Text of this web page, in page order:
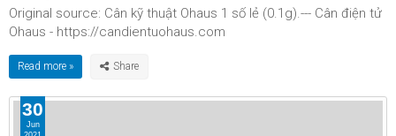
Original source: Cân kỹ thuật Ohaus 1 số lẻ (0.1g).--- Cân điện tử
Ohaus - https://candientuohaus.com
Read more »
30
Jun